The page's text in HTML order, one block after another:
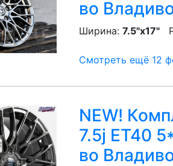
во
Ширина: 7.5"x17"
Смотреть ещё 12
NEW!
7.5j ET40
во